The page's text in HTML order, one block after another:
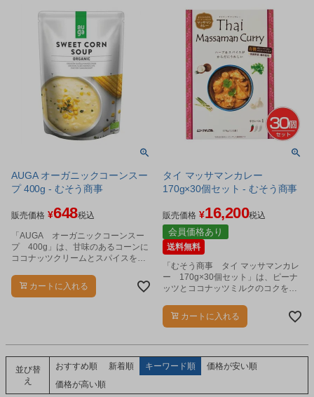
AUGA オーガニックコーンスー
プ 400g - むそう商事
販売価格 ¥648税込
「AUGA オーガニックコーンスー
プ 400g」は、甘味のあるコーンに
ココナッツクリームとスパイスを加
味に仕上げました。
カートに入れる
タイ マッサマンカレー
170g×30個セット - むそう商事
販売価格 ¥16,200税込
会員価格あり
送料無料
「むそう商事 タイ マッサマンカレ
ー 170g×30個セット」は、ピーナ
ッツとココナッツミルクのコクを感
カートに入れる
並び替
え
おすすめ順 新着順 キーワード順
価格が安い順
価格が高い順